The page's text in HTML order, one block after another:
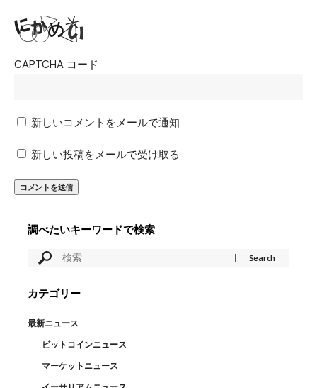
CAPTCHA コード
新しいコメントをメールで通知
新しい投稿をメールで受け取る
調べたいキーワードで検索
カテゴリー
最新ニュース
ビットコインニュース
マーケットニュース